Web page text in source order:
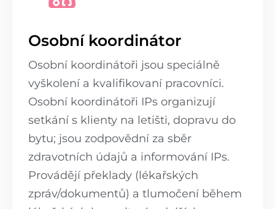
Osobní koordinátor
Osobní koordinátoři jsou speciálně
vyškolení a kvalifikovaní pracovníci.
Osobní koordinátoři IPs organizují
setkání s klienty na letišti, dopravu do
bytu; jsou zodpovědní za sběr
zdravotních údajů a informování IPs.
Provádějí překlady (lékařských
zpráv/dokumentů) a tlumočení během